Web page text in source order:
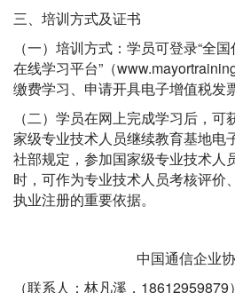
三、培训方式及证书
（一）培训方式：学员可登录“全
在线学习平台”（
缴费学习、申请开具电子增值税
（二）学员在网上完成学习后，
家级专业技术人员继续教育基地电
社部规定，参加国家级专业技术人
时，可作为专业技术人员考核评价
执业注册的重要依据。
中国通信企
（联系人：林凡溪，18612959879）